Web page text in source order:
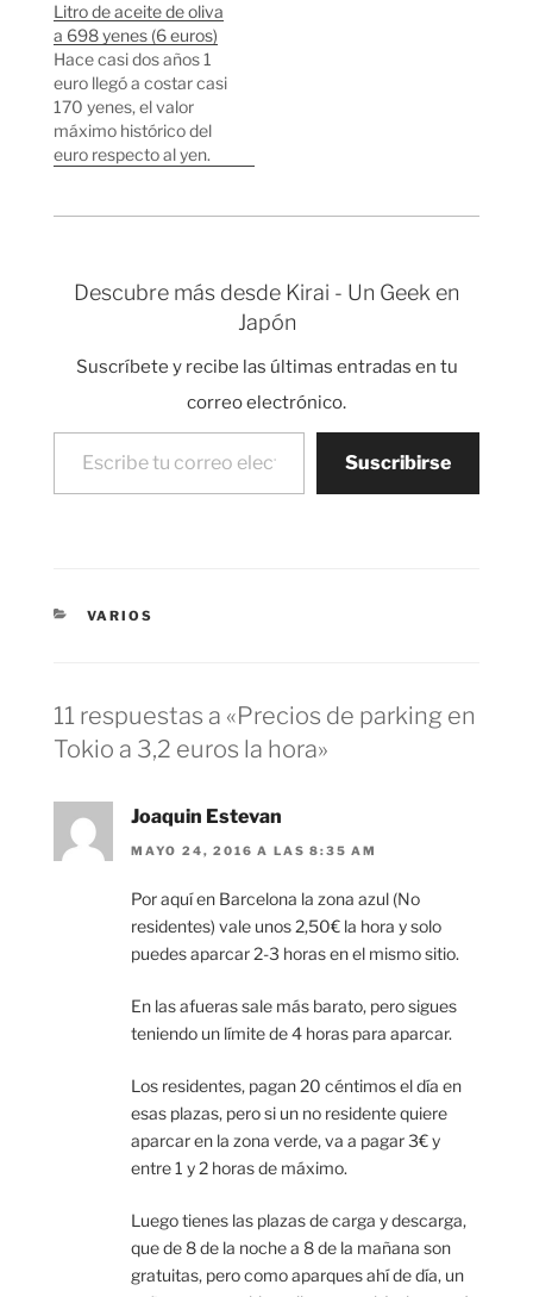
divisas mundiales
durante los últimos
años han fortalecido
mucho al yen llevando
a Tokio, Nagoya,
Yokohama y Kobe a ser
las ciudades 1
Litro de aceite de oliva
a 698 yenes (6 euros)
Hace casi dos años 1
euro llegó a costar casi
170 yenes, el valor
máximo histórico del
euro respecto al yen.
euro respecto al yen. El
Descubre más desde Kirai - Un Geek en
Japón
Suscríbete y recibe las últimas entradas en tu
correo electrónico.
Escribe tu correo electrónico…
Suscribirse
CATEGORÍAS
VARIOS
11 respuestas a «Precios de parking en
Tokio a 3,2 euros la hora»
Joaquin Estevan
MAYO 24, 2016 A LAS 8:35 AM
Por aquí en Barcelona la zona azul (No
residentes) vale unos 2,50€ la hora y solo
puedes aparcar 2-3 horas en el mismo sitio.
En las afueras sale más barato, pero sigues
teniendo un límite de 4 horas para aparcar.
Los residentes, pagan 20 céntimos el día en
esas plazas, pero si un no residente quiere
aparcar en la zona verde, va a pagar 3€ y
entre 1 y 2 horas de máximo.
Luego tienes las plazas de carga y descarga,
que de 8 de la noche a 8 de la mañana son
gratuitas, pero como aparques ahí de día, un